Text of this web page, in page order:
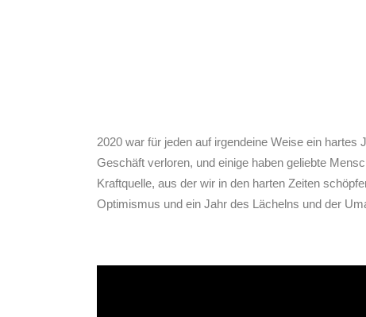
2020 war für jeden auf irgendeine Weise ein
Geschäft verloren, und einige haben geliebte
Kraftquelle, aus der wir in den harten Zeiten
Optimismus und ein Jahr des Lächelns und der